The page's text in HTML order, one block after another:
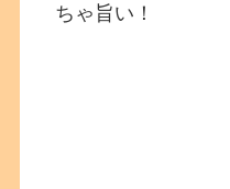
ちゃ旨い！